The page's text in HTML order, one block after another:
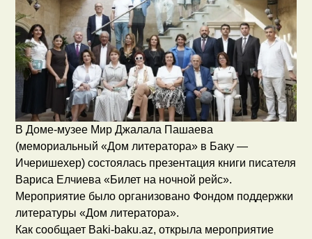
В Доме-музее Мир Джалала Пашаева
(мемориальный «Дом литератора» в Баку —
Ичеришехер) состоялась презентация книги писателя
Вариса Елчиева «Билет на ночной рейс».
Мероприятие было организовано Фондом поддержки
литературы «Дом литератора».
Как сообщает Baki-baku.az, открыла мероприятие